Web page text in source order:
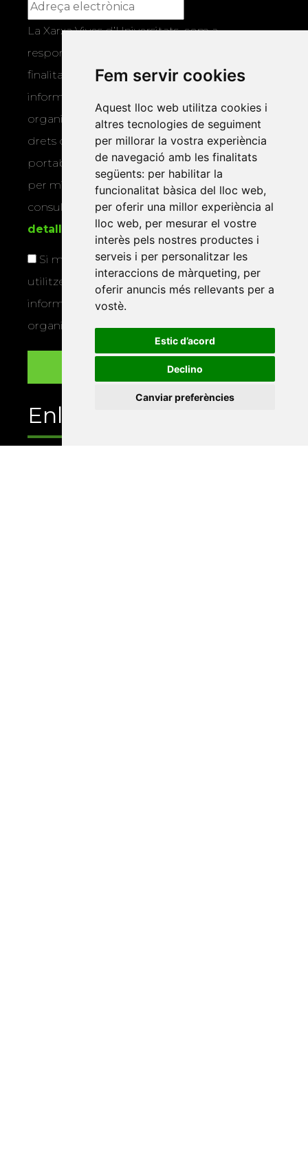
Fem servir cookies
Aquest lloc web utilitza cookies i
altres tecnologies de seguiment
per millorar la vostra experiència
de navegació amb les finalitats
següents: per habilitar la
funcionalitat bàsica del lloc web,
per oferir una millor experiència al
lloc web, per mesurar el vostre
interès pels nostres productes i
serveis i per personalitzar les
interaccions de màrqueting, per
oferir anuncis més rellevants per a
vostè.
Estic d’acord
Declino
Canviar preferències
La Xarxa Vives d’Universitats, com a
responsable, tractarà les vostres dades amb la
finalitat de gestionar la vostra subscripció i
informar-vos dels actes i activitats que
organitza la Xarxa Vives. Podeu exercir els
drets d’accés, rectificació, supressió,
portabilitat, limitació o oposició al tractament
per mitjans físics o electrònics. Podeu
consultar la
informació addicional i
detallada sobre protecció de dades.
Si marqueu aquesta casella, consentiu que
utilitzem les vostres dades per a enviar-vos
informació sobre els actes i activitats que
organitza la Xarxa Vives.
Enllaços